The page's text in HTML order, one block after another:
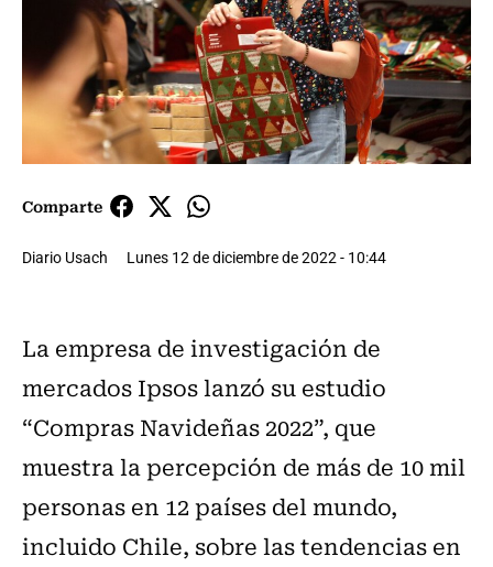
Comparte
Diario Usach Lunes 12 de diciembre de 2022 - 10:44
La empresa de investigación de
mercados Ipsos lanzó su estudio
“Compras Navideñas 2022”, que
muestra la percepción de más de 10 mil
personas en 12 países del mundo,
incluido Chile, sobre las tendencias en